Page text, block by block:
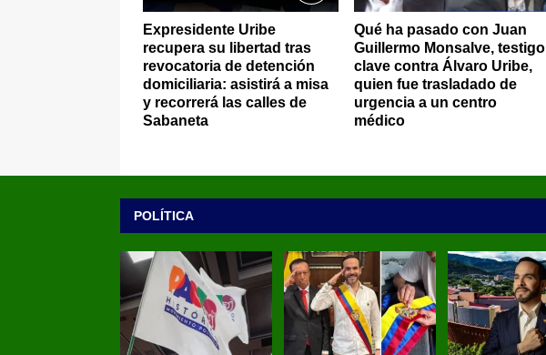
Expresidente Uribe
recupera su libertad tras
revocatoria de detención
domiciliaria: asistirá a misa
y recorrerá las calles de
Sabaneta
Qué ha pasado con Juan
Guillermo Monsalve, testigo
clave contra Álvaro Uribe,
quien fue trasladado de
urgencia a un centro
médico
POLÍTICA